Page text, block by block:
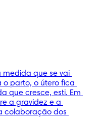
medida que se vai
parto, o útero fica
que cresce, esti. Em
a gravidez e a
colaboração dos